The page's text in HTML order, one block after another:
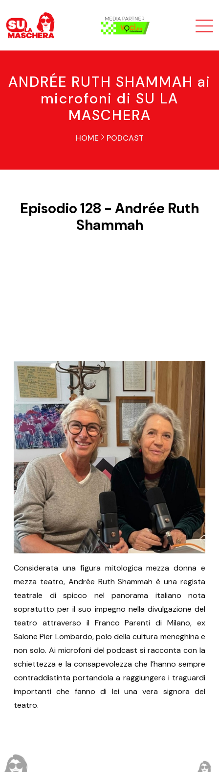
ANDRÉE RUTH SHAMMAH ai
microfoni di SU LA
MASCHERA
HOME PODCAST
Episodio 128 - Andrée Ruth
Shammah
Considerata una figura mitologica mezza donna e
mezza teatro, Andrée Ruth Shammah è una regista
teatrale di spicco nel panorama italiano nota
sopratutto per il suo impegno nella divulgazione del
teatro attraverso il Franco Parenti di Milano, ex
Salone Pier Lombardo, polo della cultura meneghina e
non solo. Ai microfoni del podcast si racconta con la
schiettezza e la consapevolezza che l’hanno sempre
contraddistinta portandola a raggiungere i traguardi
importanti che fanno di lei una vera signora del
teatro.